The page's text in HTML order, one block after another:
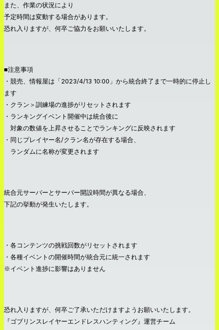
また、作業の状況により
予定時間は変動する場合があります。
恐れ入りますが、何卒ご協力をお願いいたします。
■注意事項
・競売、情報屋は「2023/4/13 10:00」から統合終了まで一時的に停止し
ます
・クラン＞訓練場の進捗がリセットされます
・ランキングイベント開催中は統合後に
対象の数値を上昇させることでランキングに反映されます
・同じプレイヤー名/クラン名が存在する場合、
ランダムに名称が変更されます
統合元サーバーとサーバー開設時間が異なる場合、
下記の挙動が発生いたします。
・各コンテンツの挑戦回数がリセットされます
・各種イベントの開催時間が統合元に統一されます
※イベント進捗に影響はありません
恐れ入りますが、何卒ご了承いただけますようお願いいたします。
『ゴブリンスレイヤーエンドレスハンティング』運営チーム